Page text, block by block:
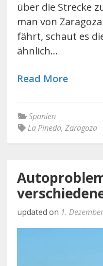
über die Strecke
man von
fährt, schaut es
ähnlich…
Read More
Spanien
La Pineda, Zaragoza
updated on 1.